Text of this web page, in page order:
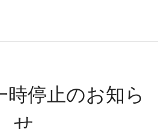
時停止のお知ら
せ